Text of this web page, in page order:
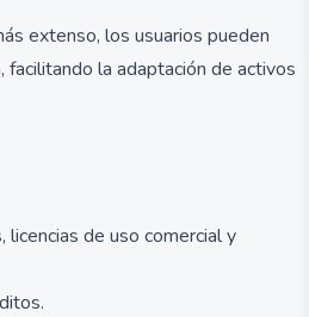
extenso, los usuarios pueden
la adaptación de activos
de uso comercial y